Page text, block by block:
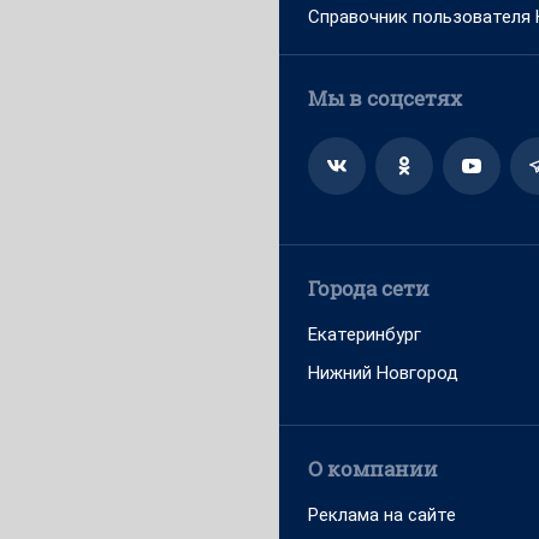
Справочник пользователя
Мы в соцсетях
Города сети
Екатеринбург
Нижний Новгород
О компании
Реклама на сайте